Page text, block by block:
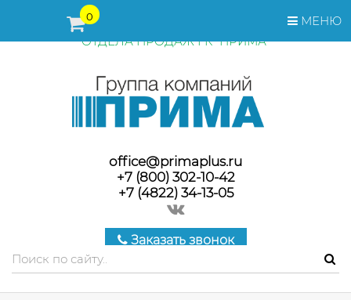
МЕНЮ
0
ПЕРЕД ОФОРМЛЕНИЕМ ЗАКАЗА, СТОИМОСТЬ И СРОКИ
ПОСТАВКИ ТОВАРА УТОЧНЯЙТЕ У МЕНЕДЖЕРОВ
ОТДЕЛА ПРОДАЖ ГК "ПРИМА"
office@primaplus.ru
+7 (800) 302-10-42
+7 (4822) 34-13-05
Заказать звонок